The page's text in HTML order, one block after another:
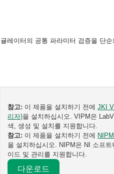
이터의 공통 파라미터 검증을 단순
참고: 이 제품을 설치하기 전에JKI
리자)을 설치하십시오. VIPM은
색, 생성 및 설치를 지원합니다.
참고: 이 제품을 설치하기 전에
을 설치하십시오. NIPM은 NI 소프트
이드 및 관리를 지원합니다.
다운로드​